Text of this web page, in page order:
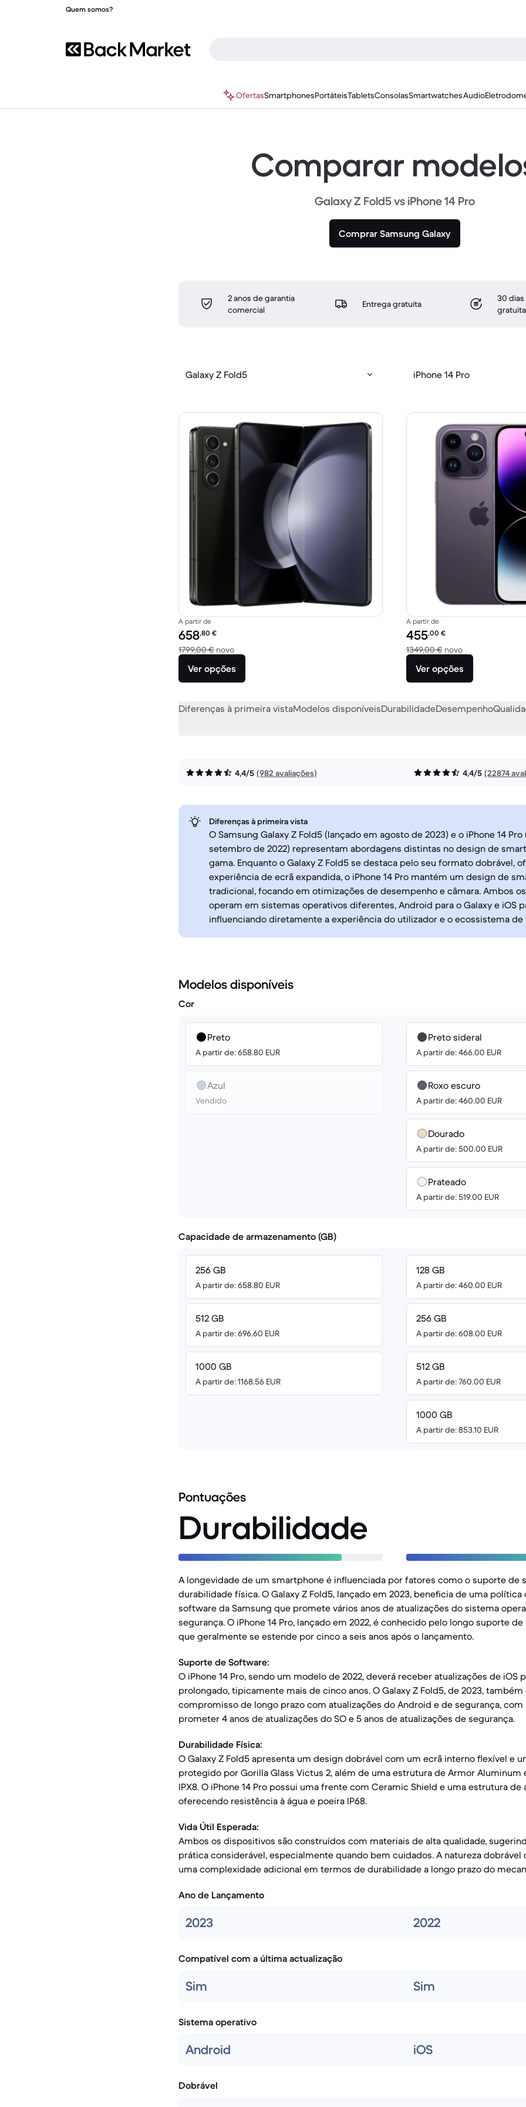
Quem somos?
OfertasSmartphonesPortáteisTabletsConsolasSmartwatchesAudio
Comparar
Galaxy Z Fold5 vs iPhone 14 Pro
Comprar Samsung Galaxy
2 anos de garantia
comercial
Entrega gratuita
30
gratuita
Galaxy Z Fold5 iPhone 14 Pro
A partir de
Preço recondicionado:
658,80 €
1799,00 € novoVersus 1799,00 € novo
Ver opções
A partir de
Preço recondicionado:
455,00 €
1349,00 € novoVersus 1349,00 €
Ver opções
Diferenças à primeira vistaModelos disponíveisDurabilidadeDesempenho
4,4/5 (982 avaliações) 4,4/5 (22874
Diferenças à primeira vista
O Samsung Galaxy Z Fold5 (lançado em agosto de 2023) e o iPhone 14
setembro de 2022) representam abordagens distintas no design de
gama. Enquanto o Galaxy Z Fold5 se destaca pelo seu formato dobrável,
experiência de ecrã expandida, o iPhone 14 Pro mantém um design de
tradicional, focando em otimizações de desempenho e câmara. Ambos
operam em sistemas operativos diferentes, Android para o Galaxy e iOS
influenciando diretamente a experiência do utilizador e o ecossistema de
Modelos disponíveis
Cor
Preto
A partir de: 658.80 EUR
Azul
Vendido
Preto sideral
A partir de: 466.00 EUR
Roxo escuro
A partir de: 460.00 EUR
Dourado
A partir de: 500.00 EUR
Prateado
A partir de: 519.00 EUR
Capacidade de armazenamento (GB)
256 GB
A partir de: 658.80 EUR
512 GB
A partir de: 696.60 EUR
1000 GB
A partir de: 1168.56 EUR
128 GB
A partir de: 460.00 EUR
256 GB
A partir de: 608.00 EUR
512 GB
A partir de: 760.00 EUR
1000 GB
A partir de: 853.10 EUR
Pontuações
Durabilidade
A longevidade de um smartphone é influenciada por fatores como o suporte de
durabilidade física. O Galaxy Z Fold5, lançado em 2023, beneficia de uma política
software da Samsung que promete vários anos de atualizações do sistema
segurança. O iPhone 14 Pro, lançado em 2022, é conhecido pelo longo suporte
que geralmente se estende por cinco a seis anos após o lançamento.
Suporte de Software:
O iPhone 14 Pro, sendo um modelo de 2022, deverá receber atualizações de iOS
prolongado, tipicamente mais de cinco anos. O Galaxy Z Fold5, de 2023,
compromisso de longo prazo com atualizações do Android e de segurança, com
prometer 4 anos de atualizações do SO e 5 anos de atualizações de segurança.
Durabilidade Física:
O Galaxy Z Fold5 apresenta um design dobrável com um ecrã interno flexível e
protegido por Gorilla Glass Victus 2, além de uma estrutura de Armor Aluminum
IPX8. O iPhone 14 Pro possui uma frente com Ceramic Shield e uma estrutura de
oferecendo resistência à água e poeira IP68.
Vida Útil Esperada:
Ambos os dispositivos são construídos com materiais de alta qualidade,
prática considerável, especialmente quando bem cuidados. A natureza dobrável
uma complexidade adicional em termos de durabilidade a longo prazo do
Ano de Lançamento
2023 2022
Compatível com a última actualização
Sim Sim
Sistema operativo
Android iOS
Dobrável